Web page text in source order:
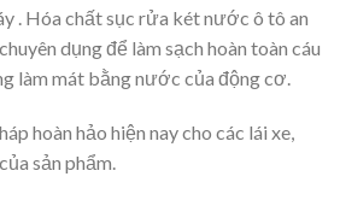
. Hóa chất sục rửa két nước ô tô an
dụng để làm sạch hoàn toàn cáu
làm mát bằng nước của động cơ.
hoàn hảo hiện nay cho các lái xe,
sản phẩm.